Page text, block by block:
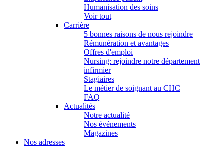
Humanisation des soins
Voir tout
Carrière
5 bonnes raisons de nous rejoindre
Rémunération et avantages
Offres d'emploi
Nursing: rejoindre notre département
infirmier
Stagiaires
Le métier de soignant au CHC
FAQ
Actualités
Notre actualité
Nos événements
Magazines
Nos adresses